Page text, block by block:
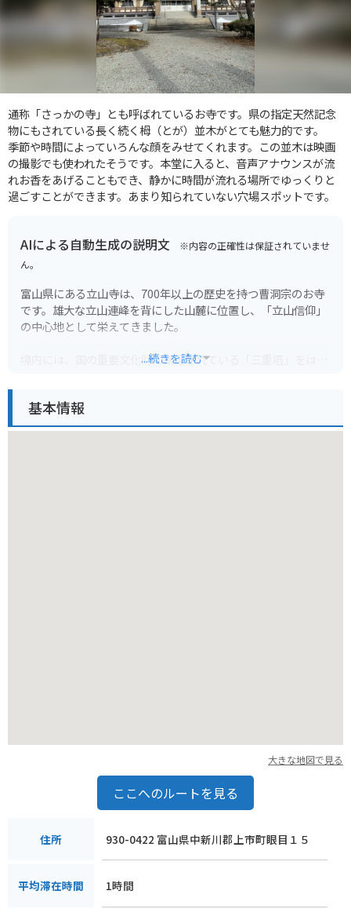
通称「さっかの寺」とも呼ばれているお寺です。県の指定天然記念
物にもされている長く続く栂（とが）並木がとても魅力的です。
季節や時間によっていろんな顔をみせてくれます。この並木は映画
の撮影でも使われたそうです。本堂に入ると、音声アナウンスが流
れお香をあげることもでき、静かに時間が流れる場所でゆっくりと
過ごすことができます。あまり知られていない穴場スポットです。
AIによる自動生成の説明文 ※内容の正確性は保証されていませ
ん。
富山県にある立山寺は、700年以上の歴史を持つ曹洞宗のお寺
です。雄大な立山連峰を背にした山麓に位置し、「立山信仰」
の中心地として栄えてきました。
境内には、国の重要文化財に指定されている「三重塔」をはじ
秋の紅葉シーズンは、境内全体が鮮やかに色づき、多くの観光
客で賑わいます。
...続きを読む
基本情報
大きな地図で見る
ここへのルートを見る
住所 930-0422 富山県中新川郡上市町眼目１５
平均滞在時間 1時間